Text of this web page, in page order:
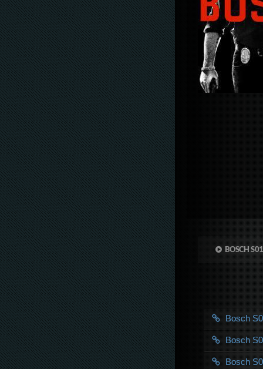
BOSCH
Bosch
Bosch
Bosch